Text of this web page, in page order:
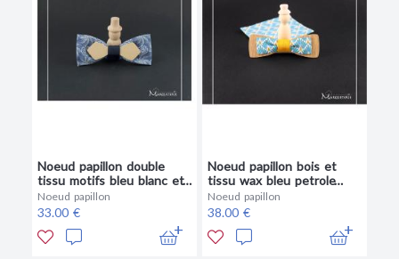
Noeud papillon double
tissu motifs bleu blanc et
bois
Noeud papillon
33.00 €
Noeud papillon bois et
tissu wax bleu petrole
jaune moutarde
Noeud papillon
38.00 €